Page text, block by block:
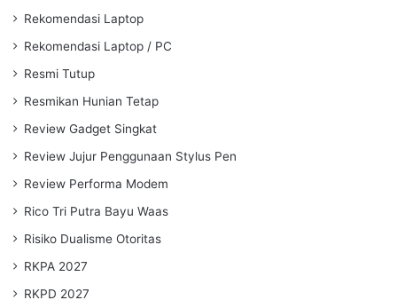
Rekomendasi Laptop
Rekomendasi Laptop / PC
Resmi Tutup
Resmikan Hunian Tetap
Review Gadget Singkat
Review Jujur Penggunaan Stylus Pen
Review Performa Modem
Rico Tri Putra Bayu Waas
Risiko Dualisme Otoritas
RKPA 2027
RKPD 2027